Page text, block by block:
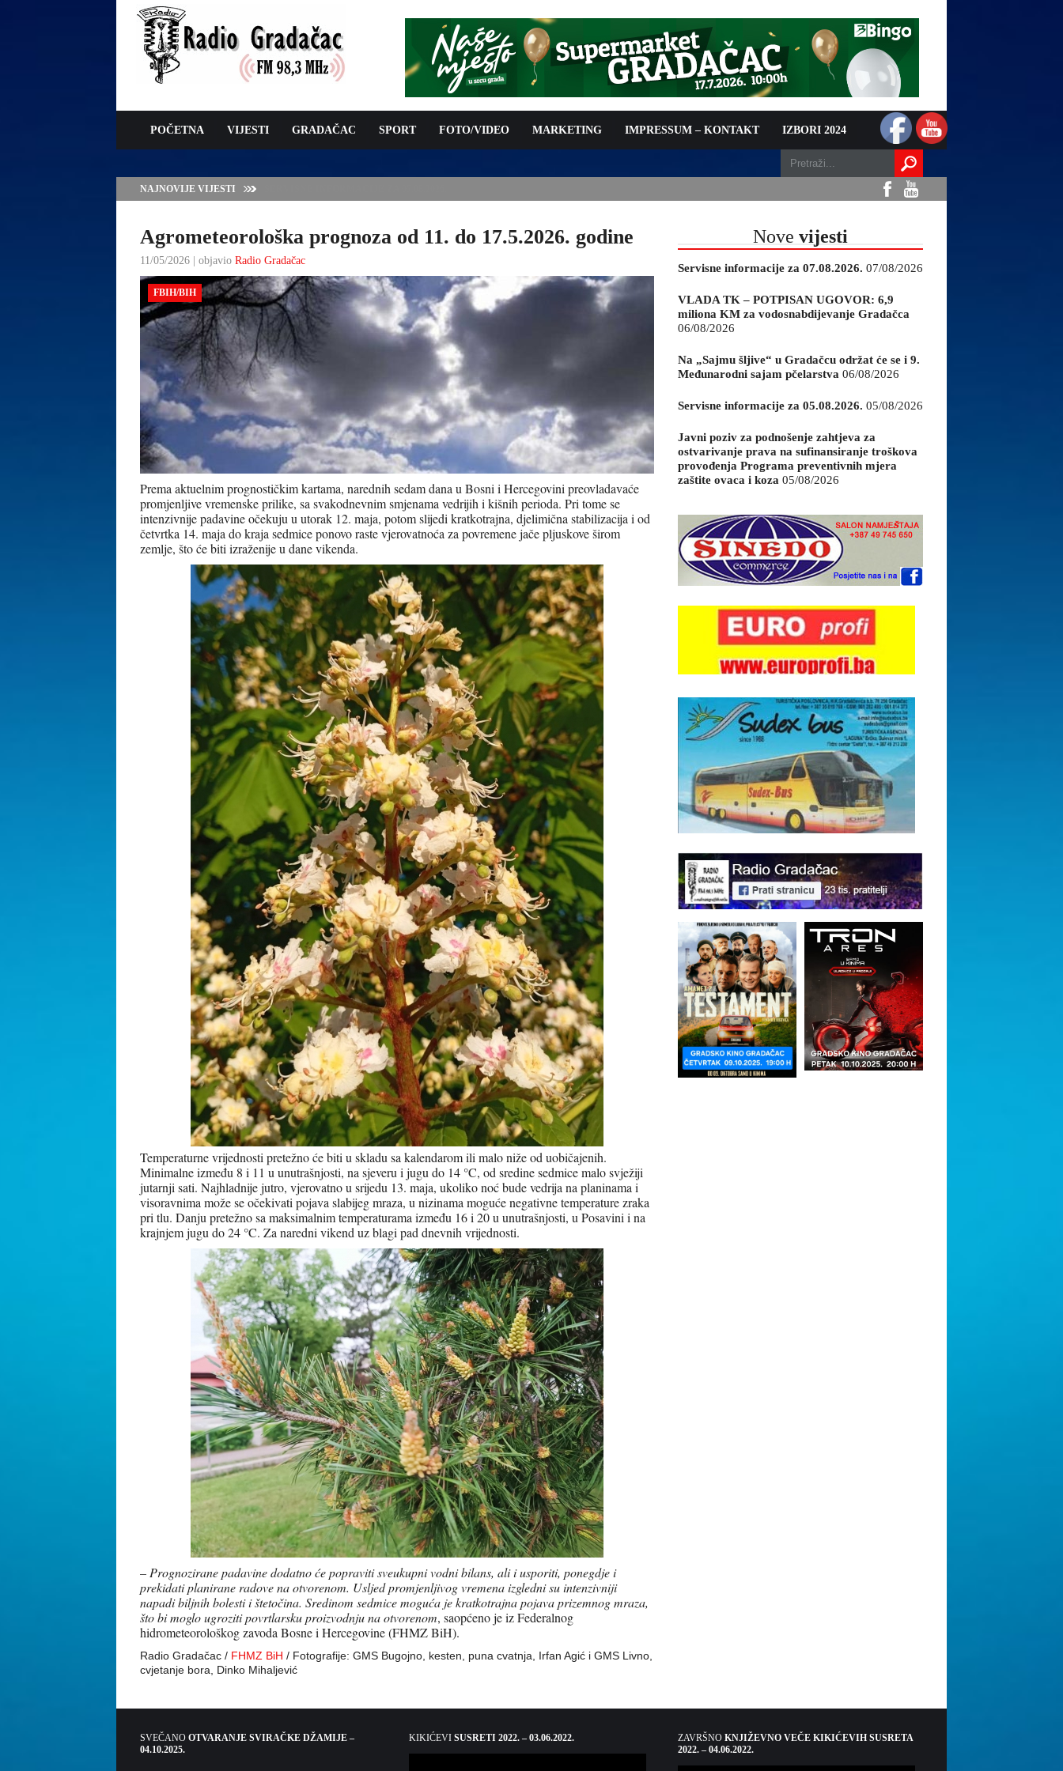
POČETNA VIJESTI GRADAČAC SPORT FOTO/VIDEO MARKETING IMPRESSUM – KONTAKT IZBORI 2024
NAJNOVIJE VIJESTI
GRADAČCA
Agrometeorološka prognoza od 11. do 17.5.2026. godine
11/05/2026 | objavio Radio Gradačac
FBIH/BIH
Prema aktuelnim prognostičkim kartama, narednih sedam dana u Bosni i Hercegovini preovladavaće
promjenljive vremenske prilike, sa svakodnevnim smjenama vedrijih i kišnih perioda. Pri tome se
intenzivnije padavine očekuju u utorak 12. maja, potom slijedi kratkotrajna, djelimična stabilizacija i od
četvrtka 14. maja do kraja sedmice ponovo raste vjerovatnoća za povremene jače pljuskove širom
zemlje, što će biti izraženije u dane vikenda.
Temperaturne vrijednosti pretežno će biti u skladu sa kalendarom ili malo niže od uobičajenih.
Minimalne između 8 i 11 u unutrašnjosti, na sjeveru i jugu do 14 °C, od sredine sedmice malo svježiji
jutarnji sati. Najhladnije jutro, vjerovatno u srijedu 13. maja, ukoliko noć bude vedrija na planinama i
visoravnima može se očekivati pojava slabijeg mraza, u nizinama moguće negativne temperature zraka
pri tlu. Danju pretežno sa maksimalnim temperaturama između 16 i 20 u unutrašnjosti, u Posavini i na
krajnjem jugu do 24 °C. Za naredni vikend uz blagi pad dnevnih vrijednosti.
– Prognozirane padavine dodatno će popraviti sveukupni vodni bilans, ali i usporiti, ponegdje i
prekidati planirane radove na otvorenom. Usljed promjenljivog vremena izgledni su intenzivniji
napadi biljnih bolesti i štetočina. Sredinom sedmice moguća je kratkotrajna pojava prizemnog mraza,
što bi moglo ugroziti povrtlarsku proizvodnju na otvorenom, saopćeno je iz Federalnog
hidrometeorološkog zavoda Bosne i Hercegovine (FHMZ BiH).
Radio Gradačac / FHMZ BiH / Fotografije: GMS Bugojno, kesten, puna cvatnja, Irfan Agić i GMS Livno,
cvjetanje bora, Dinko Mihaljević
Nove vijesti
Servisne informacije za 07.08.2026. 07/08/2026
VLADA TK – POTPISAN UGOVOR: 6,9
miliona KM za vodosnabdijevanje Gradačca
06/08/2026
Na „Sajmu šljive“ u Gradačcu održat će se i 9.
Međunarodni sajam pčelarstva 06/08/2026
Servisne informacije za 05.08.2026. 05/08/2026
Javni poziv za podnošenje zahtjeva za
ostvarivanje prava na sufinansiranje troškova
provođenja Programa preventivnih mjera
zaštite ovaca i koza 05/08/2026
SVEČANO OTVARANJE SVIRAČKE DŽAMIJE –
04.10.2025.
KIKIĆEVI SUSRETI 2022. – 03.06.2022. ZAVRŠNO KNJIŽEVNO VEČE KIKIĆEVIH SUSRETA
2022. – 04.06.2022.